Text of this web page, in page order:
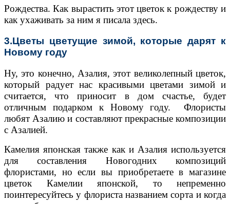
Рождества. Как вырастить этот цветок к рождеству и
как ухаживать за ним я писала здесь.
3.Цветы цветущие зимой, которые дарят к
Новому году
Ну, это конечно, Азалия, этот великолепный цветок,
который радует нас красивыми цветами зимой и
считается, что приносит в дом счастье, будет
отличным подарком к Новому году. Флористы
любят Азалию и составляют прекрасные композиции
с Азалией.
Камелия японская также как и Азалия используется
для составления Новогодних композиций
флористами, но если вы приобретаете в магазине
цветок Камелии японской, то непременно
поинтересуйтесь у флориста названием сорта и когда